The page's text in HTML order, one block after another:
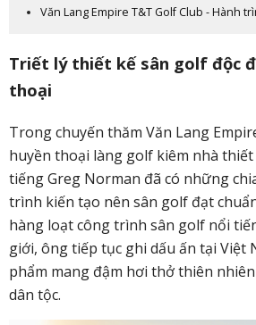
Văn Lang Empire T&T Golf Club - Hành
Triết lý thiết kế sân golf độc
thoại
Trong chuyến thăm Văn Lang
huyền thoại làng golf kiêm nhà
tiếng Greg Norman đã có những
trình kiến tạo nên sân golf đạt
hàng loạt công trình sân golf nổi
giới, ông tiếp tục ghi dấu ấn tại Việt
phẩm mang đậm hơi thở thiên
dân tộc.